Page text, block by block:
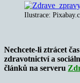
Ilustrace:
Nechcete-li ztrácet
zdravotnictví a
článků na serveru